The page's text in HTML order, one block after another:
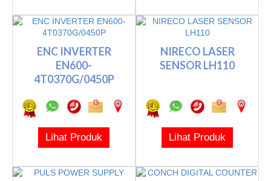
ENC INVERTER
EN600-
4T0370G/0450P
Lihat Produk
NIRECO LASER
SENSOR LH110
Lihat Produk